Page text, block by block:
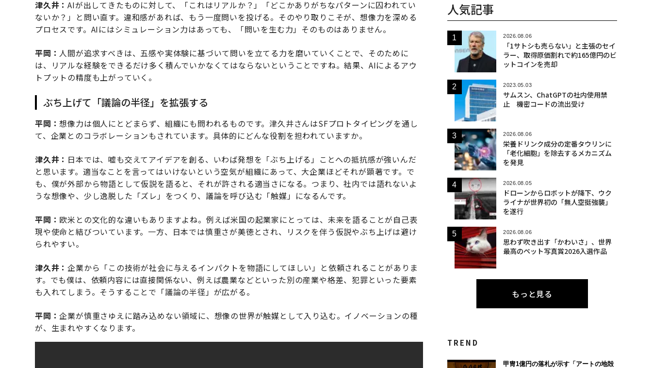
津久井：AIが出してきたものに対して、「これはリアルか？」「どこかありがちなパターンに囚われてい
ないか？」と問い直す。違和感があれば、もう一度問いを投げる。そのやり取りこそが、想像力を深める
プロセスです。AIにはシミュレーション力はあっても、「問いを生む力」そのものはありません。
平岡： 人間が追求すべきは、五感や実体験に基づいて問いを立てる力を磨いていくことで、そのために
は、リアルな経験をできるだけ多く積んでいかなくてはならないということですね。結果、AIによるアウ
トプットの精度も上がっていく。
ぶち上げて「議論の半径」を拡張する
平岡：想像力は個人にとどまらず、組織にも問われるものです。津久井さんはSFプロトタイピングを通し
て、企業とのコラボレーションもされています。具体的にどんな役割を担われていますか。
津久井： 日本では、嘘も交えてアイデアを創る、いわば発想を「ぶち上げる」ことへの抵抗感が強いんだ
と思います。適当なことを言ってはいけないという空気が組織にあって、大企業ほどそれが顕著です。で
も、僕が外部から物語として仮説を語ると、それが許される適当さになる。つまり、社内では語れないよ
うな想像や、少し逸脱した「ズレ」をつくり、議論を呼び込む「触媒」になるんです。
平岡： 欧米との文化的な違いもありますよね。例えば米国の起業家にとっては、未来を語ることが自己表
現や使命と結びついています。一方、日本では慎重さが美徳とされ、リスクを伴う仮説やぶち上げは避け
られやすい。
津久井：企業から「この技術が社会に与えるインパクトを物語にしてほしい」と依頼されることがありま
す。でも僕は、依頼内容には直接関係ない、例えば農業などといった別の産業や格差、犯罪といった要素
も入れてしまう。そうすることで「議論の半径」が広がる。
平岡：企業が慎重さゆえに踏み込めない領域に、想像の世界が触媒として入り込む。イノベーションの種
が、生まれやすくなります。
人気記事
2026.08.06
「1サトシも売らない」と主張のセイ
ラー、取得原価割れで約165億円のビ
ットコインを売却
2023.05.03
サムスン、ChatGPTの社内使用禁
止 機密コードの流出受け
2026.08.06
栄養ドリンク成分の定番タウリンに
「老化細胞」を除去するメカニズム
を発見
2026.08.05
ドローンからロボットが降下、ウク
ライナが世界初の「無人空挺強襲」
を遂行
2026.08.06
思わず吹き出す「かわいさ」、世界
最高のペット写真賞2026入選作品
もっと見る
TREND
甲冑1億円の落札が示す「アートの地殻